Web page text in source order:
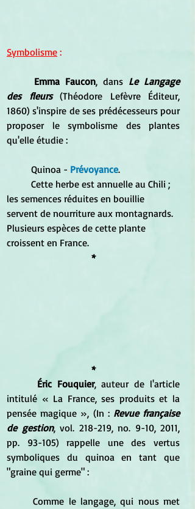
Symbolisme :
Emma Faucon, dans Le Langage
des fleurs (Théodore Lefèvre Éditeur,
1860) s'inspire de ses prédécesseurs pour
proposer le symbolisme des plantes
qu'elle étudie :
	Quinoa -
Prévoyance.
les semences réduites en bouillie
servent de nourriture aux montagnards.
Plusieurs espèces de cette plante
croissent en France.
*
*
Éric Fouquier, auteur de l'article
intitulé « La France, ses produits et la
pensée magique », (In : Revue française
de gestion, vol. 218-219, no. 9-10, 2011,
pp. 93-105) rappelle une des vertus
symboliques du quinoa en tant que
"graine qui germe" :
	Comme le langage, qui nous met